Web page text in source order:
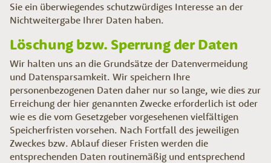
Sie ein überwiegendes schutzwürdiges Interesse an der
Nichtweitergabe Ihrer Daten haben.
Löschung bzw. Sperrung der Daten
Wir halten uns an die Grundsätze der Datenvermeidung
und Datensparsamkeit. Wir speichern Ihre
personenbezogenen Daten daher nur so lange, wie dies zur
Erreichung der hier genannten Zwecke erforderlich ist oder
wie es die vom Gesetzgeber vorgesehenen vielfältigen
Speicherfristen vorsehen. Nach Fortfall des jeweiligen
Zweckes bzw. Ablauf dieser Fristen werden die
entsprechenden Daten routinemäßig und entsprechend